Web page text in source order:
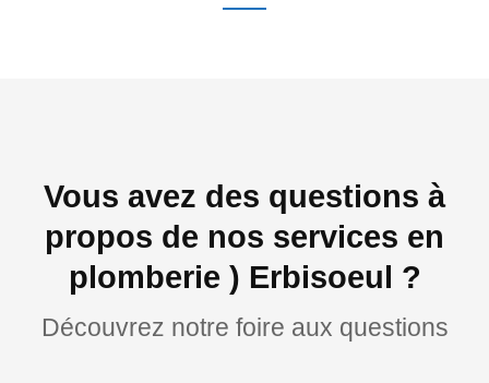
Vous avez des questions à
propos de nos services en
plomberie ) Erbisoeul ?
Découvrez notre foire aux questions